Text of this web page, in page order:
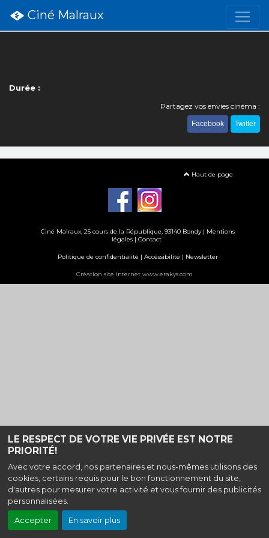
LE RESPECT DE VOTRE VIE PRIVÉE EST NOTRE
PRIORITÉ!
Avec votre accord, nos partenaires et nous-mêmes utilisons des
cookies, certains requis pour le bon fonctionnement du site,
d'autres pour mesurer votre activité et vous fournir des publicités
personnalisées.
Accepter En savoir plus
Ciné Malraux
Durée :
Partagez vos envies cinéma :
Facebook Twitter
Haut de page
Ciné Malraux, 25 cours de la République, 93140 Bondy | Mentions
légales | Contact
Politique de confidentialité | Accéssibilité | Newsletter
Création site internet www.erakys.com